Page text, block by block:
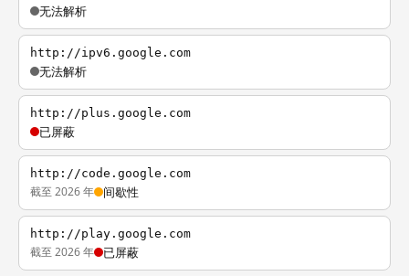
无法解析
http://ipv6.google.com
无法解析
http://plus.google.com
已屏蔽
http://code.google.com
截至 2026 年 间歇性
http://play.google.com
截至 2026 年 已屏蔽